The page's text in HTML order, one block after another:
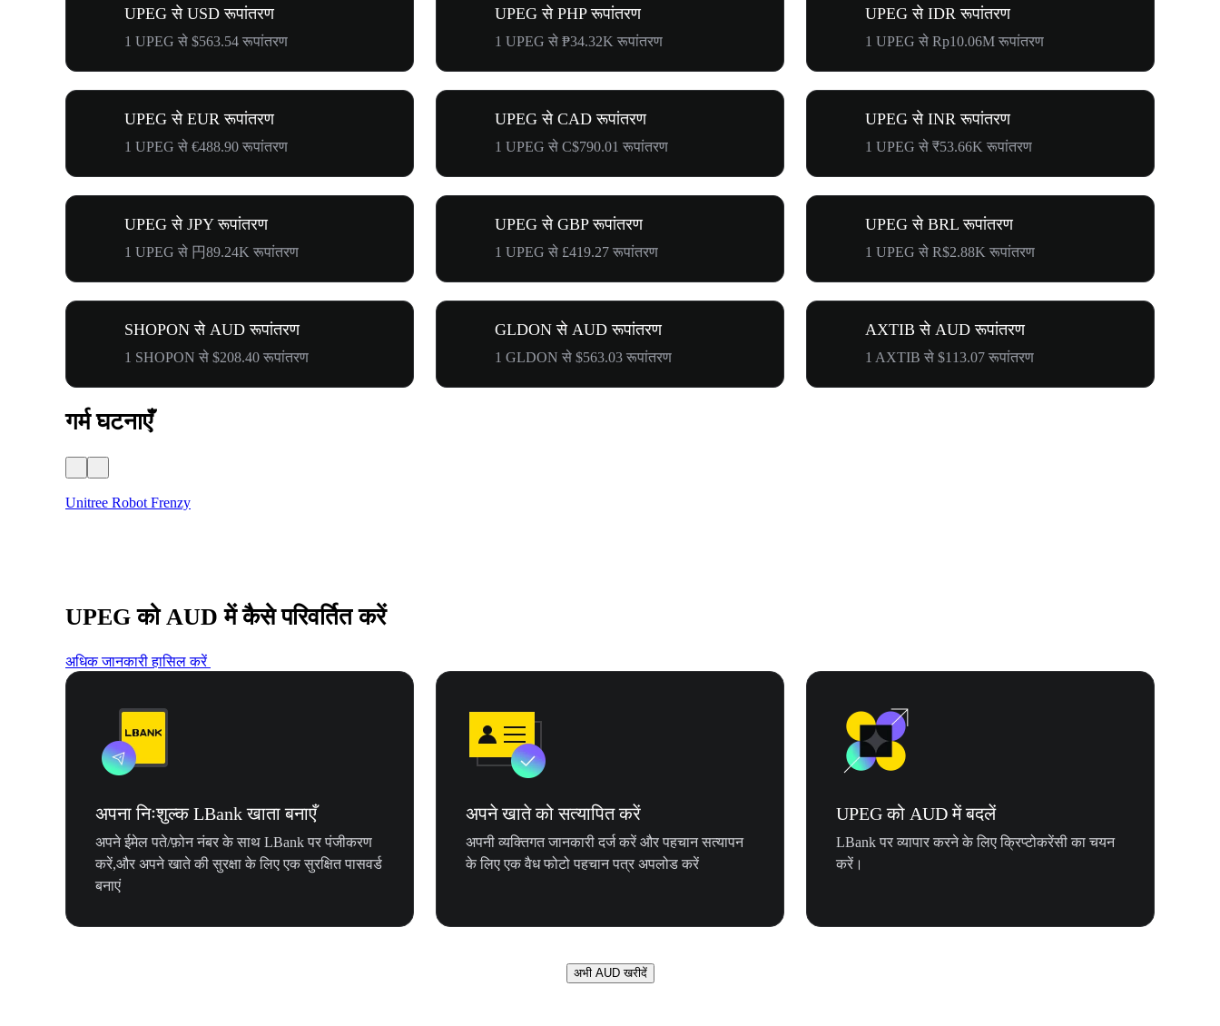
UPEG से USD रूपांतरण
1 UPEG से $563.54 रूपांतरण
UPEG से PHP रूपांतरण
1 UPEG से ₱34.32K रूपांतरण
UPEG से IDR रूपांतरण
1 UPEG से Rp10.06M रूपांतरण
UPEG से EUR रूपांतरण
1 UPEG से €488.90 रूपांतरण
UPEG से CAD रूपांतरण
1 UPEG से C$790.01 रूपांतरण
UPEG से INR रूपांतरण
1 UPEG से ₹53.66K रूपांतरण
UPEG से JPY रूपांतरण
1 UPEG से 円89.24K रूपांतरण
UPEG से GBP रूपांतरण
1 UPEG से £419.27 रूपांतरण
UPEG से BRL रूपांतरण
1 UPEG से R$2.88K रूपांतरण
SHOPON से AUD रूपांतरण
1 SHOPON से $208.40 रूपांतरण
GLDON से AUD रूपांतरण
1 GLDON से $563.03 रूपांतरण
AXTIB से AUD रूपांतरण
1 AXTIB से $113.07 रूपांतरण
गर्म घटनाएँ
Unitree Robot Frenzy
UPEG को AUD में कैसे परिवर्तित करें
अधिक जानकारी हासिल करें
अपना निःशुल्क LBank खाता बनाएँ
अपने ईमेल पते/फ़ोन नंबर के साथ LBank पर पंजीकरण
करें,और अपने खाते की सुरक्षा के लिए एक सुरक्षित पासवर्ड
बनाएं
अपने खाते को सत्यापित करें
अपनी व्यक्तिगत जानकारी दर्ज करें और पहचान सत्यापन
के लिए एक वैध फोटो पहचान पत्र अपलोड करें
UPEG को AUD में बदलें
LBank पर व्यापार करने के लिए क्रिप्टोकरेंसी का चयन
करें।
अभी AUD खरीदें